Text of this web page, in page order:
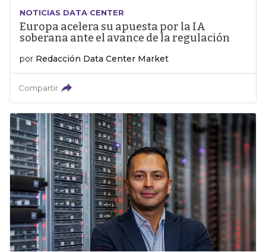
NOTICIAS DATA CENTER
Europa acelera su apuesta por la IA
soberana ante el avance de la regulación
por Redacción Data Center Market
Compartir